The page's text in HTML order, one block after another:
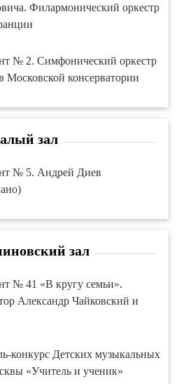
Филармонический оркестр
№ 2. Симфонический оркестр
Московской консерватории
зал
№ 5. Андрей Диев
зал
№ 41 «В кругу семьи».
Александр Чайковский и
конкурс Детских музыкальных
«Учитель и ученик»